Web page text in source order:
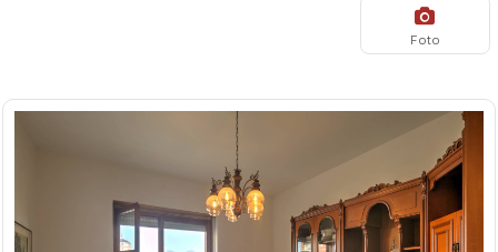
Foto